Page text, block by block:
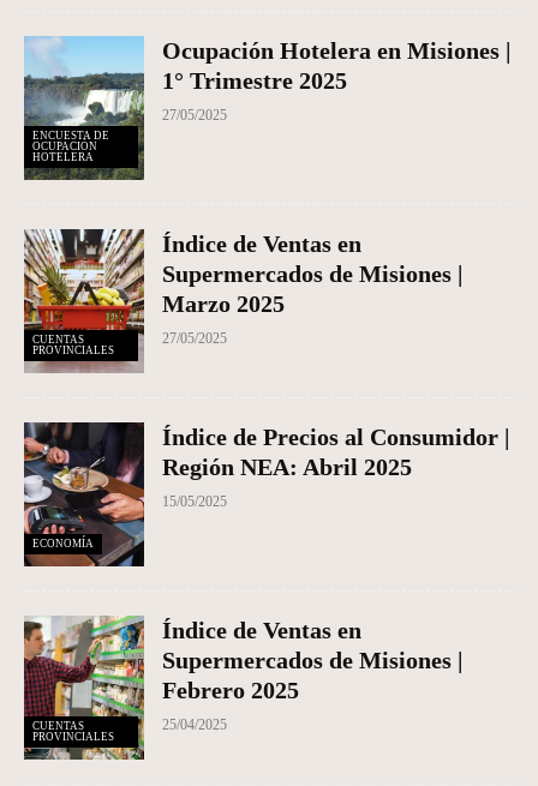
ENCUESTA DE
OCUPACIÓN
HOTELERA
Ocupación Hotelera en Misiones |
1° Trimestre 2025
27/05/2025
CUENTAS
PROVINCIALES
Índice de Ventas en
Supermercados de Misiones |
Marzo 2025
27/05/2025
ECONOMÍA
Índice de Precios al Consumidor |
Región NEA: Abril 2025
15/05/2025
CUENTAS
PROVINCIALES
Índice de Ventas en
Supermercados de Misiones |
Febrero 2025
25/04/2025